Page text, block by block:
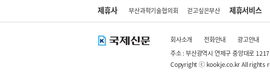
제휴사 부산과학기술협의회 걷고싶은부산 제휴서비스
회사소개 전화안내 광고안내
주소 : 부산광역시 연제구 중앙대로 1217
Copyright ⓒ kookje.co.kr All rights